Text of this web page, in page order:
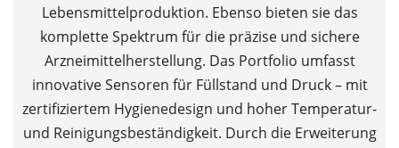
Lebensmittelproduktion. Ebenso bieten sie das
komplette Spektrum für die präzise und sichere
Arzneimittelherstellung. Das Portfolio umfasst
innovative Sensoren für Füllstand und Druck – mit
zertifiziertem Hygienedesign und hoher Temperatur-
und Reinigungsbeständigkeit. Durch die Erweiterung